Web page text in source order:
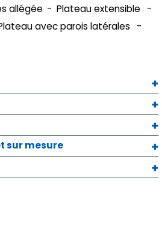
allégée
Plateau extensible
avec parois latérales
sur mesure